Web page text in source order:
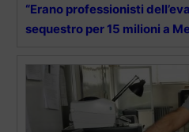
“Erano professionisti
sequestro per 15 milioni a